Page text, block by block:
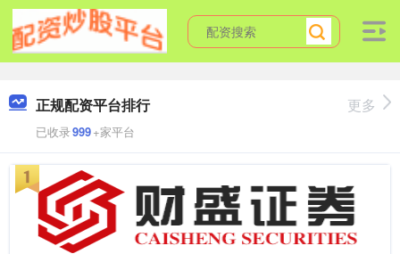
正规配资平台排行
已收录999+家平台
更多